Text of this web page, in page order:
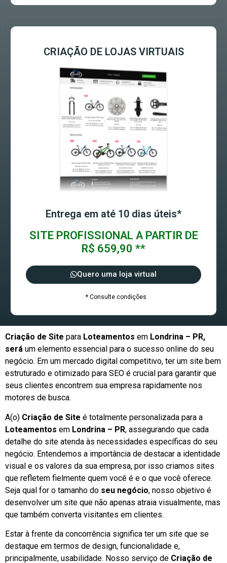
CRIAÇÃO DE LOJAS VIRTUAIS
Entrega em até 10 dias úteis*
SITE PROFISSIONAL A PARTIR DE
R$ 659,90 **
Quero uma loja virtual
* Consulte condições
Criação de Site para Loteamentos em Londrina – PR,
será um elemento essencial para o sucesso online do seu
negócio. Em um mercado digital competitivo, ter um site bem
estruturado e otimizado para SEO é crucial para garantir que
seus clientes encontrem sua empresa rapidamente nos
motores de busca.
A(o) Criação de Site é totalmente personalizada para a
Loteamentos em Londrina – PR, assegurando que cada
detalhe do site atenda às necessidades específicas do seu
negócio. Entendemos a importância de destacar a identidade
visual e os valores da sua empresa, por isso criamos sites
que refletem fielmente quem você é e o que você oferece.
Seja qual for o tamanho do seu negócio, nosso objetivo é
desenvolver um site que não apenas atraia visualmente, mas
que também converta visitantes em clientes.
Estar à frente da concorrência significa ter um site que se
destaque em termos de design, funcionalidade e,
principalmente, usabilidade. Nosso serviço de Criação de